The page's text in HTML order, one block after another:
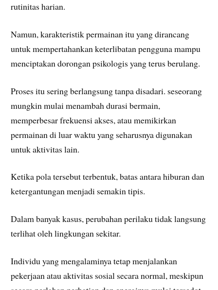
rutinitas harian.
Namun, karakteristik permainan itu yang dirancang
untuk mempertahankan keterlibatan pengguna mampu
menciptakan dorongan psikologis yang terus berulang.
Proses itu sering berlangsung tanpa disadari. seseorang
mungkin mulai menambah durasi bermain,
memperbesar frekuensi akses, atau memikirkan
permainan di luar waktu yang seharusnya digunakan
untuk aktivitas lain.
Ketika pola tersebut terbentuk, batas antara hiburan dan
ketergantungan menjadi semakin tipis.
Dalam banyak kasus, perubahan perilaku tidak langsung
terlihat oleh lingkungan sekitar.
Individu yang mengalaminya tetap menjalankan
pekerjaan atau aktivitas sosial secara normal, meskipun